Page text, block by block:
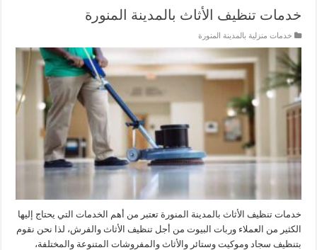
خدمات تنظيف الأثاث بالمدينة المنورة
خدمات منزلية بالمدينة المنورة
خدمات تنظيف الأثاث بالمدينة المنورة تعتبر من أهم الخدمات التي يحتاج إليها
الكثير من العملاء وربات البيوت من أجل تنظيف الأثاث والفرش، لذا نحن نقوم
بتنظيف سجاد وموكيت وستائر والأثاث والمفروشات المتنوعة والمختلفة،